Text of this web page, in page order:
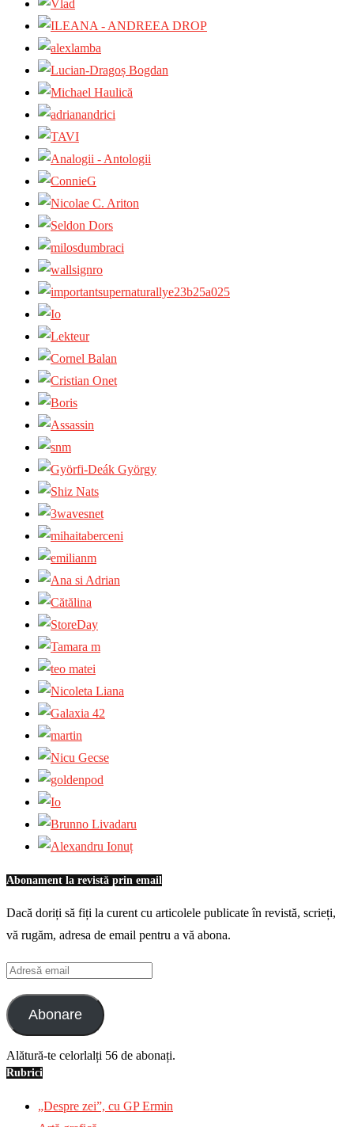
Abonament la revistă prin email
Dacă doriți să fiți la curent cu articolele publicate în revistă, scrieți,
vă rugăm, adresa de email pentru a vă abona.
Adresă
email
Abonare
Alătură-te celorlalți 56 de abonați.
Rubrici
„Despre zei”, cu GP Ermin